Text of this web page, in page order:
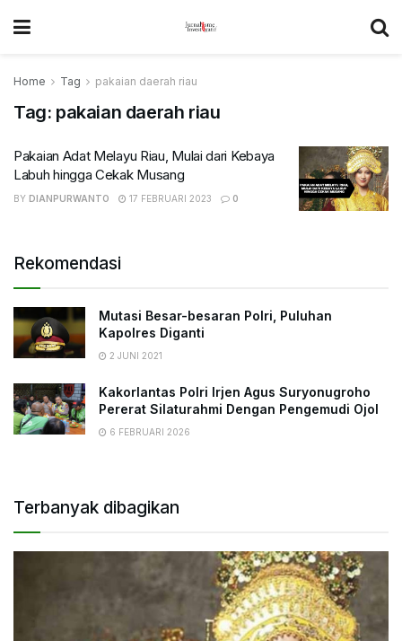
Home Tag pakaian daerah riau
Tag: pakaian daerah riau
Pakaian Adat Melayu Riau, Mulai dari Kebaya
Labuh hingga Cekak Musang
BY DIANPURWANTO 17 FEBRUARI 2023 0
Rekomendasi
Mutasi Besar-besaran Polri, Puluhan
Kapolres Diganti
2 JUNI 2021
Kakorlantas Polri Irjen Agus Suryonugroho
Pererat Silaturahmi Dengan Pengemudi Ojol
6 FEBRUARI 2026
Terbanyak dibagikan